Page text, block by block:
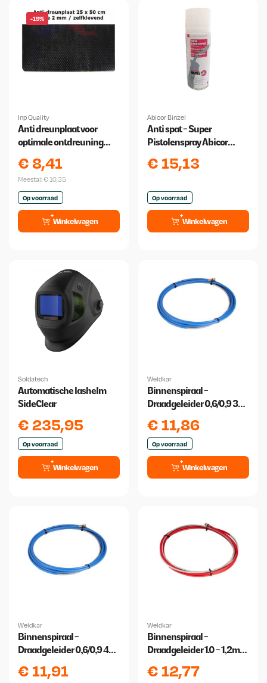
-19%
Inp Quality
Anti dreunplaat voor
optimale ontdreuning
€8,41
Meestal:€ 10,35
Op voorraad
Winkelwagen
Abicor Binzel
Anti spat - Super
Pistolenspray Abicor
€15,13
Op voorraad
Winkelwagen
Soldatech
Automatische lashelm
SideClear
€235,95
Op voorraad
Winkelwagen
Weldkar
Binnenspiraal -
Draadgeleider 0,6/0,9 3
€11,86
Op voorraad
Winkelwagen
Weldkar
Binnenspiraal -
Draadgeleider 0,6/0,9 4
€11,91
Weldkar
Binnenspiraal -
Draadgeleider 1.0 - 1,2mm
€12,77